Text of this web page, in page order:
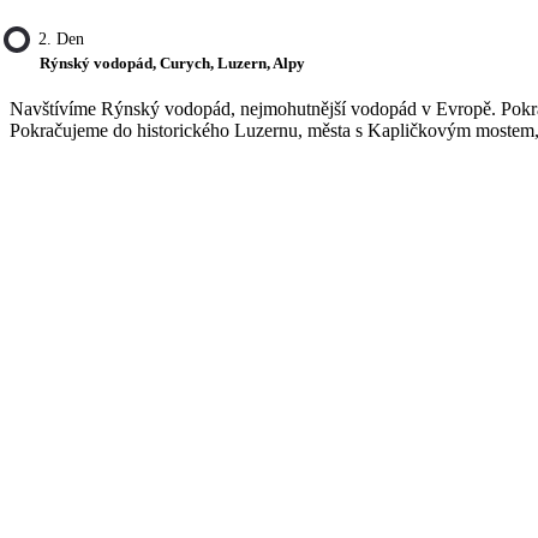
2. Den
Rýnský vodopád, Curych, Luzern, Alpy
Navštívíme Rýnský vodopád, nejmohutnější vodopád v Evropě.
Pokračujeme do historického Luzernu, města s Kapličkovým